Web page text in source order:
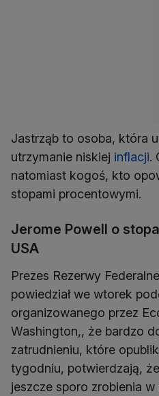
Jastrząb to osoba, która
utrzymanie niskiej inflacji.
natomiast kogoś, kto
stopami procentowymi.
Jerome Powell o
USA
Prezes Rezerwy
powiedział we wtorek
organizowanego przez
Washington,, że bardzo
zatrudnieniu, które
tygodniu, potwierdzają,
jeszcze sporo zrobienia